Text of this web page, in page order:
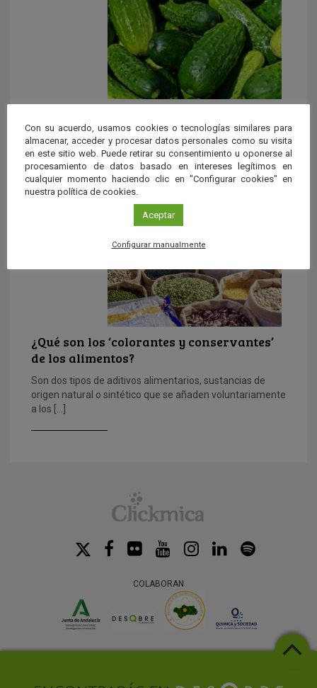
pepinos?
La mayoría de las recetas recomiendan cortar en lonchas
los pepinos y salarlos antes de utilizarlos. Otras opciones
[…]
¿Qué son los ‘colorantes y conservantes’
de los alimentos?
Son dos tipos de aditivos alimentarios, sustancias de
origen natural o sintético que se añaden voluntariamente
a los […]
COLABORAN
Con su acuerdo, usamos cookies o tecnologías similares para
almacenar, acceder y procesar datos personales como su visita
en este sitio web. Puede retirar su consentimiento u oponerse al
procesamiento de datos basado en intereses legítimos en
cualquier momento haciendo clic en "Configurar cookies" en
nuestra política de cookies.
Aceptar
Configurar manualmente